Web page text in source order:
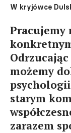
W kryjówce
Pracujemy
możemy
starym
zarazem